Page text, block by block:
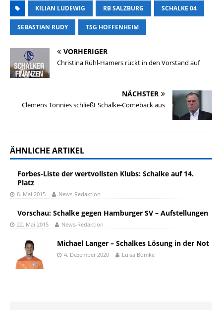
KILIAN LUDEWIG RB SALZBURG SCHALKE 04
SEBASTIAN RUDY TSG HOFFENHEIM
VORHERIGER
Christina Rühl-Hamers rückt in den Vorstand auf
NÄCHSTER
Clemens Tönnies schließt Schalke-Comeback aus
ÄHNLICHE ARTIKEL
Forbes-Liste der wertvollsten Klubs: Schalke auf 14.
Platz
8. Mai 2015 News-Redaktion
Vorschau: Schalke gegen Hamburger SV – Aufstellungen
22. Mai 2015 News-Redaktion
Michael Langer – Schalkes Lösung in der Not
4. Dezember 2020 Luisa Bomke